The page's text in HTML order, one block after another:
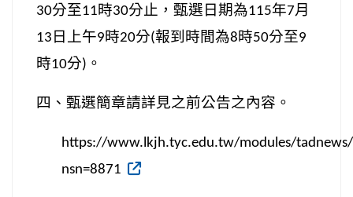
30分至11時30分止，甄選日期為115年7月
13 日上午9時20分(報到時間為8時50分至9
時10分) 。
四、甄選簡章請詳見之前公告之內容。
https://www.lkjh.tyc.edu.tw/modules/
nsn=8871